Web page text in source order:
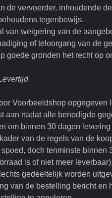
de vervoerder, inhoudende
tegenbewijs.
van weigering van de
of teloorgang van de
goede gronden het recht op
Voorbeeldshop
aan nadat alle benodigde
om binnen 30 dagen
van de regels van de
spoed, doch tenminste
is of niet meer
gedeeltelijk worden
van de bestelling bericht en